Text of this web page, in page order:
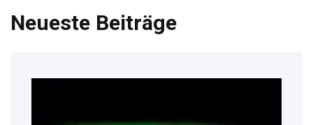
Neueste Beiträge